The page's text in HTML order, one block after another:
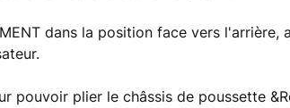
dans la position face vers l'arrière,
pouvoir plier le châssis de poussette